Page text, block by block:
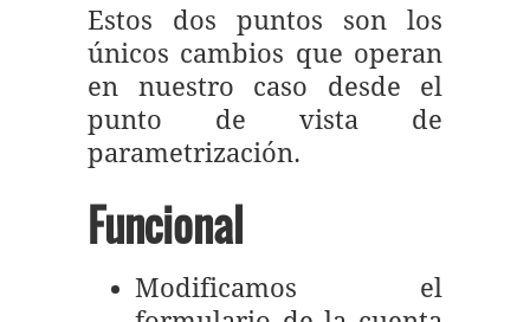
Estos dos puntos son los
únicos cambios que operan
en nuestro caso desde el
punto de vista de
parametrización.
Funcional
Modificamos el